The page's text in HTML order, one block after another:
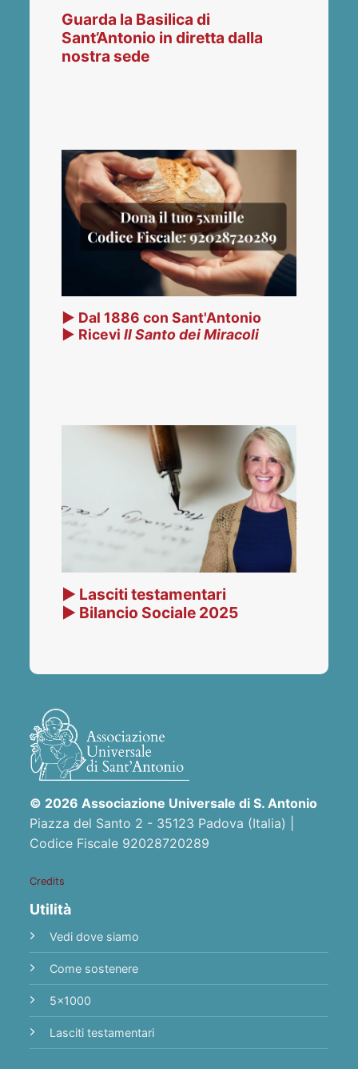
Guarda la Basilica di
Sant’Antonio in diretta dalla
nostra sede
▶ Dal 1886 con Sant'Antonio
▶ RiceviIl Santo dei Miracoli
▶ Lasciti testamentari
▶ Bilancio Sociale 2025
© 2026 Associazione Universale di S. Antonio
Piazza del Santo 2 - 35123 Padova (Italia) |
Codice Fiscale 92028720289
Credits
Utilità
Vedi dove siamo
Come sostenere
5x1000
Lasciti testamentari